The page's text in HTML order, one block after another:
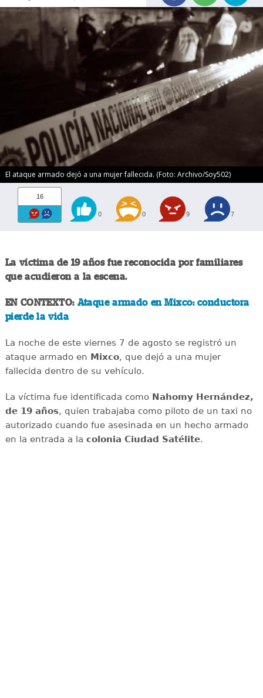
El ataque armado dejó a una mujer fallecida. (Foto: Archivo/Soy502)
16
0 0 9 7
La víctima de 19 años fue reconocida por familiares
que acudieron a la escena.
EN CONTEXTO: Ataque armado en Mixco: conductora
pierde la vida
La noche de este viernes 7 de agosto se registró un
ataque armado en Mixco, que dejó a una mujer
fallecida dentro de su vehículo.
La víctima fue identificada como Nahomy Hernández,
de 19 años, quien trabajaba como piloto de un taxi no
autorizado cuando fue asesinada en un hecho armado
en la entrada a la colonia Ciudad Satélite.